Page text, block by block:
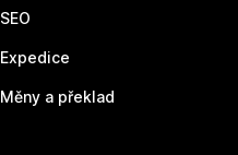
SEO
Expedice
Měny a překlad